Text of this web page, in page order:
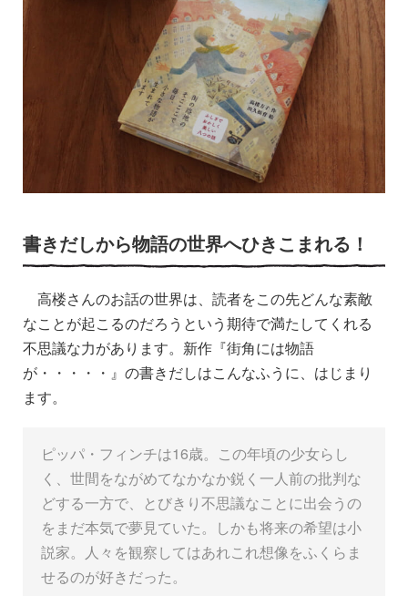
書きだしから物語の世界へひきこまれる！
高楼さんのお話の世界は、読者をこの先どんな素敵
なことが起こるのだろうという期待で満たしてくれる
不思議な力があります。新作『街角には物語
が・・・・・』の書きだしはこんなふうに、はじまり
ます。
ピッパ・フィンチは16歳。この年頃の少女らし
く、世間をながめてなかなか鋭く一人前の批判な
どする一方で、とびきり不思議なことに出会うの
をまだ本気で夢見ていた。しかも将来の希望は小
説家。人々を観察してはあれこれ想像をふくらま
せるのが好きだった。